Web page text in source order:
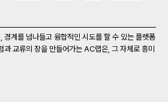
경계를 넘나들고 융합적인 시도를 할 수 있는 플랫폼
과 교류의 장을 만들어가는 AC랩은, 그 자체로 흥미